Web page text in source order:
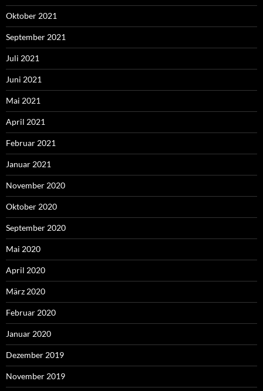
Oktober 2021
September 2021
Juli 2021
Juni 2021
Mai 2021
April 2021
Februar 2021
Januar 2021
November 2020
Oktober 2020
September 2020
Mai 2020
April 2020
März 2020
Februar 2020
Januar 2020
Dezember 2019
November 2019